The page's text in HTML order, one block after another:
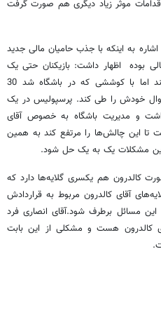
موثر زیاد دیگری هم صورت گرفت
به اینکه با جذب حامیان مالی جدید
بوده اظهار داشت: بازیکنان حتی یک
درصد دریافتی برای فصل جدید نداشتند اما با کوششی که در باشگاه شد 30
روال خودش را طی کند. پرسپولیس در یک
و مدیریت باشگاه به خصوص آقای
این چالش‌ها را مرتفع کند به همین
این مشکلات یک به یک حل شود.
کالدرون هم یکسری گلایه‌ها دارد که
آقای کالدرون مربوط به قراردادش
مسائل برطرف شود.آقای انصاری فرد
کالدرون هست و مشکلی از این بابت